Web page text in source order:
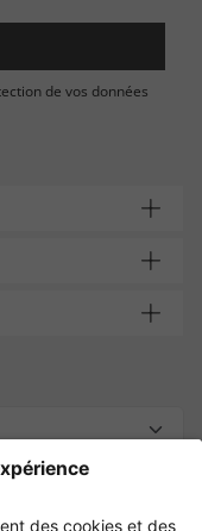
de vos données